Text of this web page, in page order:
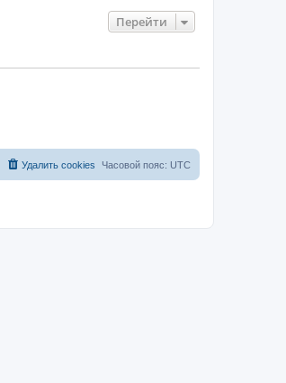
Перейти
Часовой пояс: UTC
Удалить cookies